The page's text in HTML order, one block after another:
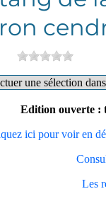
Edition ouverte :
ici pour voir en
Les